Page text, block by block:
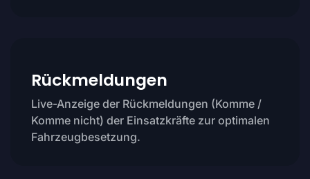
Rückmeldungen
Live-Anzeige der Rückmeldungen (Komme /
Komme nicht) der Einsatzkräfte zur optimalen
Fahrzeugbesetzung.